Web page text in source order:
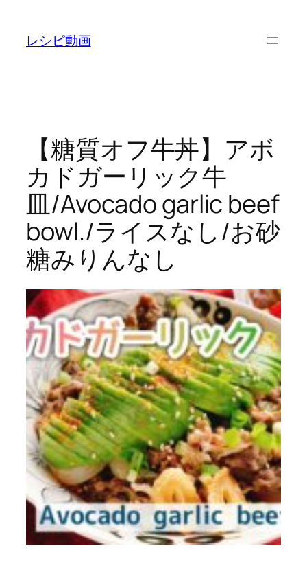
レシピ動画
【糖質オフ牛丼】アボ
カドガーリック牛
皿/Avocado garlic beef
bowl./ライスなし/お砂
糖みりんなし